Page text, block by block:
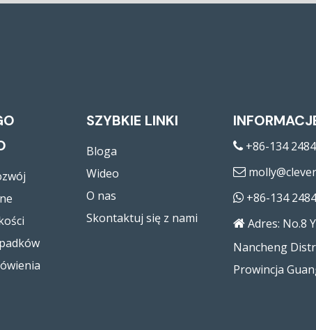
SZYBKIE LINKI
Bloga
Wideo
O nas
Skontaktuj się z nami
 +86-134

+86-134
Adres: No.8
Nancheng
Prowincja